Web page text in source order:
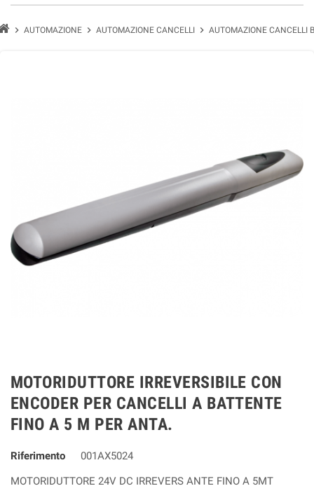
chevron_right AUTOMAZIONE chevron_right AUTOMAZIONE CANCELLI chevron_right AUTOMAZIONE CANCELLI
MOTORIDUTTORE IRREVERSIBILE CON
ENCODER PER CANCELLI A BATTENTE
FINO A 5 M PER ANTA.
Riferimento
001AX5024
MOTORIDUTTORE 24V DC IRREVERS ANTE FINO A 5MT